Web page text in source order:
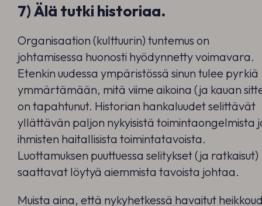
7) Älä tutki historiaa.
Organisaation (kulttuurin) tuntemus on
johtamisessa huonosti hyödynnetty voimavara.
Etenkin uudessa ympäristössä sinun tulee pyrkiä
ymmärtämään, mitä viime aikoina (ja kauan
on tapahtunut. Historian hankaluudet selittävät
yllättävän paljon nykyisistä toimintaongelmista
ihmisten haitallisista toimintatavoista.
Luottamuksen puuttuessa selitykset (ja ratkaisut)
saattavat löytyä aiemmista tavoista johtaa.
Muista aina, että nykyhetkessä havaitut